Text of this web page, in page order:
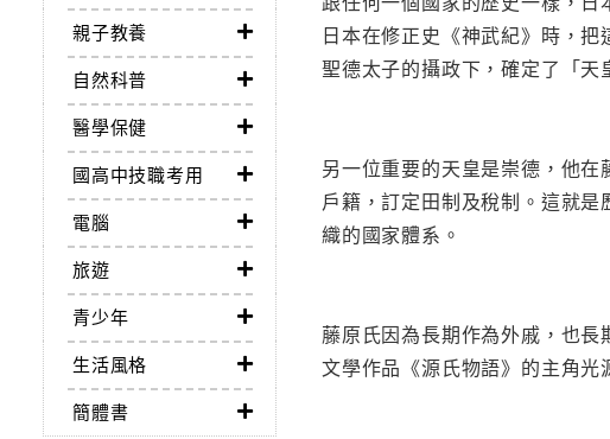
親子教養
自然科普
醫學保健
國高中技職考用
電腦
旅遊
青少年
生活風格
簡體書
日本在修正史《神武紀》時，
聖德太子的攝政下，確定了「天
另一位重要的天皇是崇德，他
戶籍，訂定田制及稅制。這就
織的國家體系。
藤原氏因為長期作為外戚，也
文學作品《源氏物語》的主角